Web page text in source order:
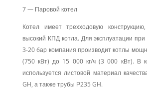
7 — Паровой котел
Котел имеет трехходовую
высокий КПД котла. Для эксплуатации
3-20 бар компания производит котлы
(750 кВт) до 15 000 кг/ч (3 000 кВт). В
используется листовой материал
GH, а также трубы Р235 GH.